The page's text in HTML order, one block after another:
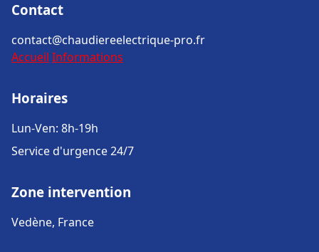
Contact
contact@chaudiereelectrique-pro.fr
Accueil Informations
Horaires
Lun-Ven: 8h-19h
Service d'urgence 24/7
Zone intervention
Vedène, France